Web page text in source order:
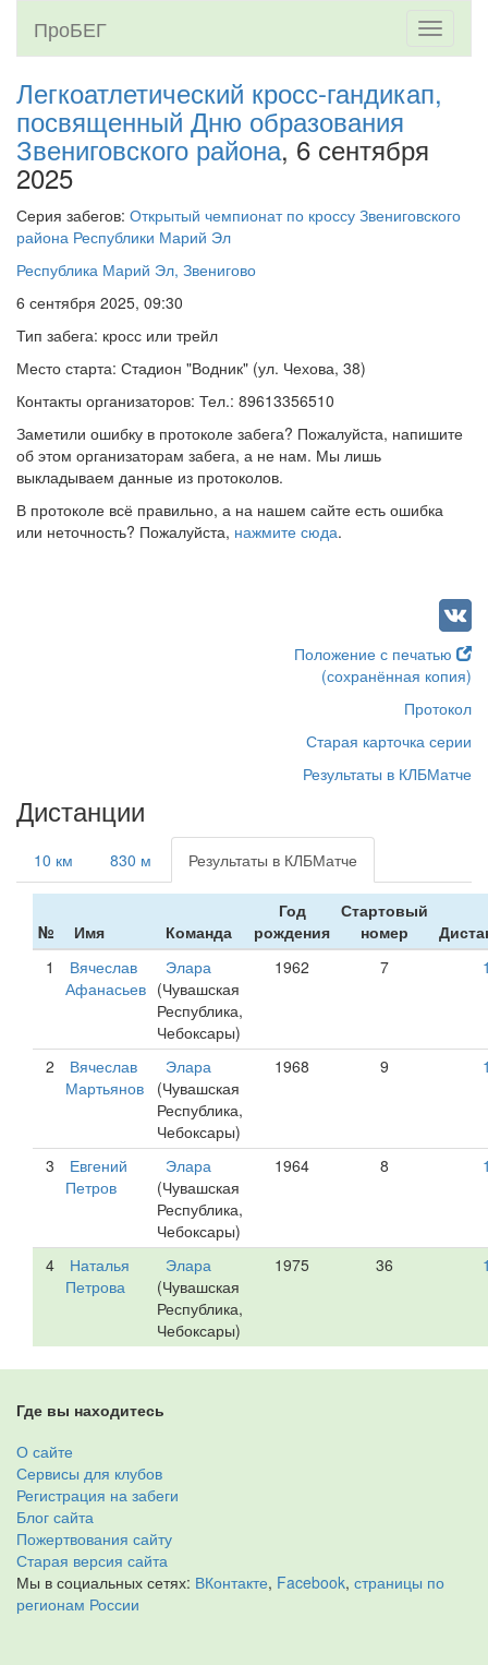
Toggle
ПроБЕГ
Легкоатлетический кросс-гандикап,
посвященный Дню образования
Звениговского района, 6 сентября
2025
Серия забегов: Открытый чемпионат по кроссу Звениговского
района Республики Марий Эл
Республика Марий Эл, Звенигово
6 сентября 2025, 09:30
Тип забега: кросс или трейл
Место старта: Стадион "Водник" (ул. Чехова, 38)
Контакты организаторов: Тел.: 89613356510
Заметили ошибку в протоколе забега? Пожалуйста, напишите
об этом организаторам забега, а не нам. Мы лишь
выкладываем данные из протоколов.
В протоколе всё правильно, а на нашем сайте есть ошибка
или неточность? Пожалуйста, нажмите сюда.
Положение с печатью
(сохранённая копия)
Протокол
Старая карточка серии
Результаты в КЛБМатче
Дистанции
10 км 830 м Результаты в КЛБМатче
№ Имя Команда
Год
рождения
Стартовый
номер
1
Вячеслав
Афанасьев
Элара
(Чувашская
Республика,
Чебоксары)
1962 7
2
Вячеслав
Мартьянов
Элара
(Чувашская
Республика,
Чебоксары)
1968 9
3
Евгений
Петров
Элара
(Чувашская
Республика,
Чебоксары)
1964 8
4
Наталья
Петрова
Элара
(Чувашская
Республика,
Чебоксары)
1975 36
Где вы находитесь
О сайте
Сервисы для клубов
Регистрация на забеги
Блог сайта
Пожертвования сайту
Старая версия сайта
Мы в социальных сетях: ВКонтакте, Facebook, страницы по
регионам России